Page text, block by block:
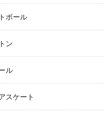
ボール
ン
ル
スケート